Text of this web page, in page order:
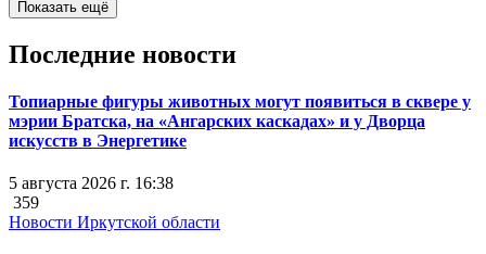
Показать ещё
Последние новости
Топиарные фигуры животных могут появиться в сквере у
мэрии Братска, на «Ангарских каскадах» и у Дворца
искусств в Энергетике
5 августа 2026 г. 16:38
359
Новости Иркутской области